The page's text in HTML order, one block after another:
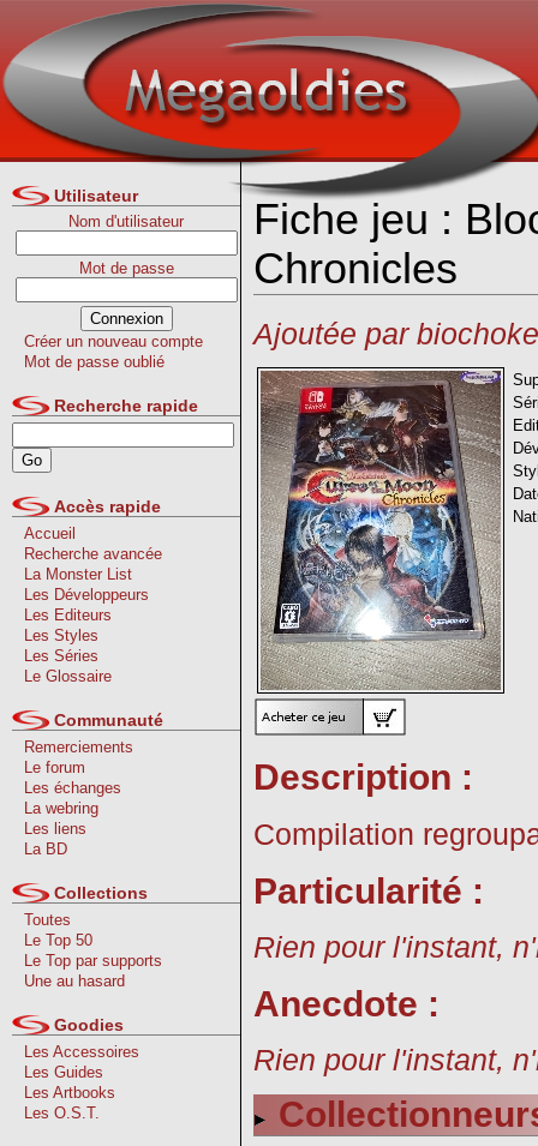
Utilisateur
Nom d'utilisateur
Mot de passe
Créer un nouveau compte
Mot de passe oublié
Recherche rapide
Accès rapide
Accueil
Recherche avancée
La Monster List
Les Développeurs
Les Editeurs
Les Styles
Les Séries
Le Glossaire
Communauté
Remerciements
Le forum
Les échanges
La webring
Les liens
La BD
Collections
Toutes
Le Top 50
Le Top par supports
Une au hasard
Goodies
Les Accessoires
Les Guides
Les Artbooks
Les O.S.T.
Fiche jeu :
Chronicles
Ajoutée par
Description :
Compilation
Particularité :
Rien pour l'instant,
Anecdote :
Rien pour l'instant,